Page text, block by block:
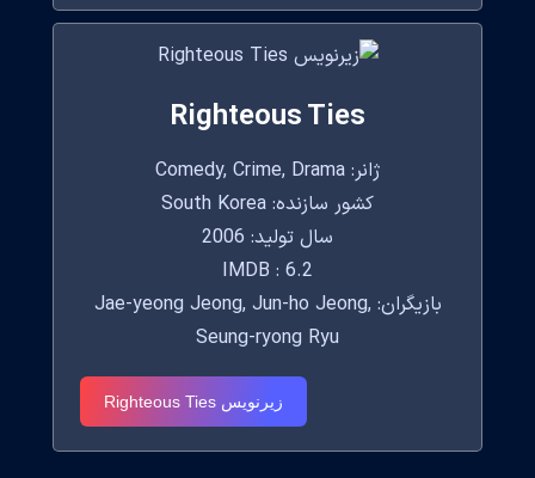
Righteous Ties
ژانر: Comedy, Crime, Drama
کشور سازنده: South Korea
سال تولید: 2006
IMDB : 6.2
بازیگران: Jae-yeong Jeong, Jun-ho Jeong,
Seung-ryong Ryu
زیرنویس Righteous Ties